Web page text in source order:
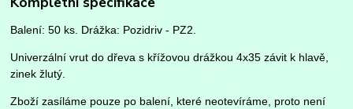
Balení: 50 ks. Drážka: Pozidriv - PZ2.
Univerzální vrut do dřeva s křížovou drážkou 4x35 závit k hlavě,
zinek žlutý.
Zboží zasíláme pouze po balení, které neotevíráme, proto není